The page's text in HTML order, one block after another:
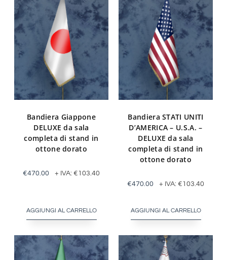
Bandiera Giappone
DELUXE da sala
completa di stand in
ottone dorato
€470.00 + IVA: € 103.40
AGGIUNGI AL CARRELLO
Bandiera STATI UNITI
D’AMERICA – U.S.A. –
DELUXE da sala
completa di stand in
ottone dorato
€470.00 + IVA: € 103.40
AGGIUNGI AL CARRELLO